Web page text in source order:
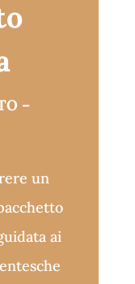
–
un
ai